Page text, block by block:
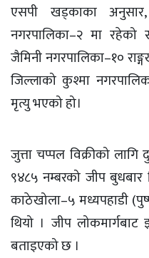
एसपी खड्काका
नगरपालिका–२ मा रहेको
जैमिनी नगरपालिका–१०
जिल्लाको कुश्मा
मृत्यु भएको हो।
जुत्ता चप्पल विक्रीको
९४८५ नम्बरको जीप बुधबार
काठेखोला–५ मध्यपहाडी
थियो । जीप
बताइएको छ ।